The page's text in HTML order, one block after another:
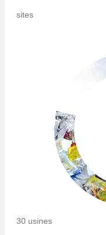
sites
30 usines